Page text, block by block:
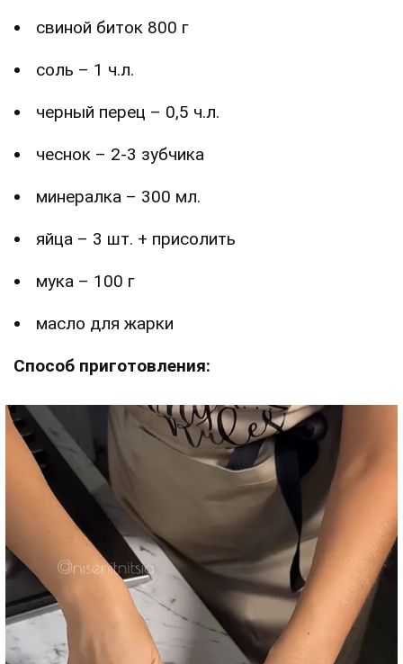
свиной биток 800 г
соль – 1 ч.л.
черный перец – 0,5 ч.л.
чеснок – 2-3 зубчика
минералка – 300 мл.
яйца – 3 шт. + присолить
мука – 100 г
масло для жарки
Способ приготовления: